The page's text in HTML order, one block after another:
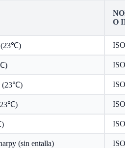
O
(23℃) ISO
ISO
(23℃) ISO
ISO
ISO
(sin entalla) ISO